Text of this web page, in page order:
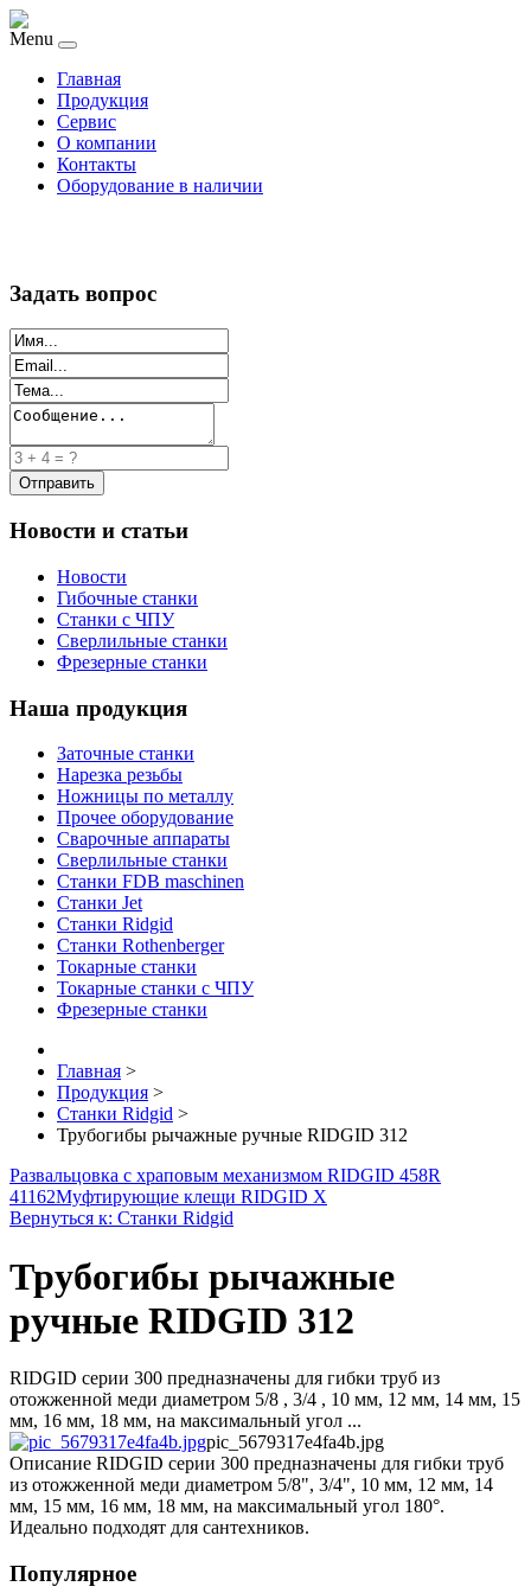
Menu
Главная
Продукция
Сервис
О компании
Контакты
Оборудование в наличии
Задать вопрос
Новости и статьи
Новости
Гибочные станки
Станки с ЧПУ
Сверлильные станки
Фрезерные станки
Наша продукция
Заточные станки
Нарезка резьбы
Ножницы по металлу
Прочее оборудование
Сварочные аппараты
Сверлильные станки
Станки FDB maschinen
Станки Jet
Станки Ridgid
Станки Rothenberger
Токарные станки
Токарные станки с ЧПУ
Фрезерные станки
Главная >
Продукция >
Станки Ridgid >
Трубогибы рычажные ручные RIDGID 312
Развальцовка с храповым механизмом RIDGID 458R
41162Муфтирующие клещи RIDGID X
Вернуться к: Станки Ridgid
Трубогибы рычажные
ручные RIDGID 312
RIDGID серии 300 предназначены для гибки труб из
отожженной меди диаметром 5/8 , 3/4 , 10 мм, 12 мм, 14 мм, 15
мм, 16 мм, 18 мм, на максимальный угол ...
pic_5679317e4fa4b.jpg
Описание RIDGID серии 300 предназначены для гибки труб
из отожженной меди диаметром 5/8", 3/4", 10 мм, 12 мм, 14
мм, 15 мм, 16 мм, 18 мм, на максимальный угол 180°.
Идеально подходят для сантехников.
Популярное